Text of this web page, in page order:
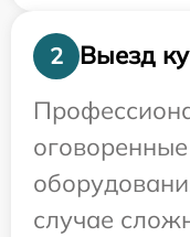
2
Выезд
случае